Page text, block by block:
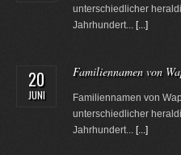
unterschiedlicher
Jahrhundert... [...]
20
JUNI
Familiennamen von
Familiennamen von
unterschiedlicher
Jahrhundert... [...]